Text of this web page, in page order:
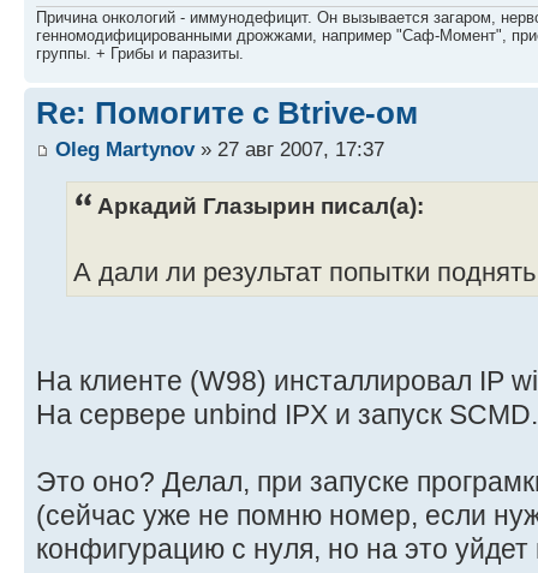
Причина онкологий - иммунодефицит. Он вызывается загаром,
генномодифицированными дрожжами, например "Саф-Момент",
группы. + Грибы и паразиты.
Re: Помогите с Btrive-ом
Oleg Martynov» 27 авг 2007, 17:37
Аркадий Глазырин писал(а):
А дали ли результат попытки
На клиенте (W98) инсталлировал IP
На сервере unbind IPX и запуск
Это оно? Делал, при запуске
(сейчас уже не помню номер, если
конфигурацию с нуля, но на это